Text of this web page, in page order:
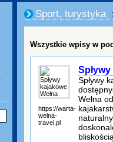
Sport, turystyka
Wszystkie wpisy w
https://warta-
welna-
travel.pl
Spływy
Wełna